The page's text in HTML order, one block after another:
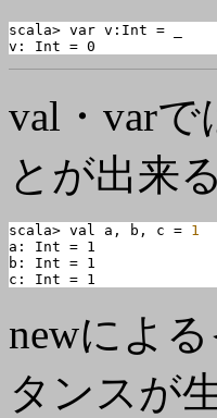
scala> var v:Int = _
v: Int = 0
val・varで
とが出来る
scala> val a, b, c = 1
a: Int = 1
b: Int = 1
c: Int = 1
newによ
タンスが